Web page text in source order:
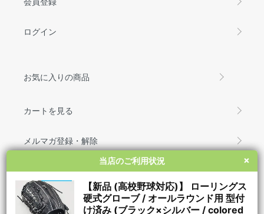
ログイン
お気に入りの商品
カートを見る
メルマガ登録・解除
お問い合わせ
当店のご利用状況 ×
【新品 (高校野球対応)】 ローリングス
硬式グローブ / オールラウンド用 型付
け済み (ブラック×シルバー / colored
当店のご利用状況 ×
【新品 (高校野球対応)】 ローリングス
硬式グローブ / オールラウンド用 型付
け済み (ブラック×シルバー / colored